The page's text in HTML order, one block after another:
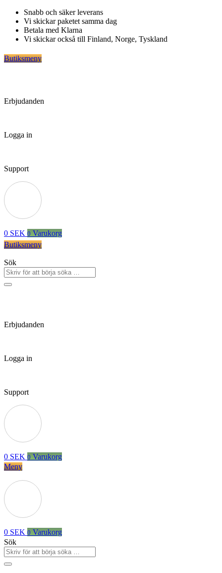
Hoppa
innehåll
Snabb och säker leverans
Vi skickar paketet samma dag
Betala med Klarna
Vi skickar också till Finland, Norge, Tyskland
Butiksmeny
Erbjudanden
Logga in
Support
0 SEK 0 Varukorg
Butiksmeny
Sök
Erbjudanden
Logga in
Support
0 SEK 0 Varukorg
Meny
0 SEK 0 Varukorg
Sök